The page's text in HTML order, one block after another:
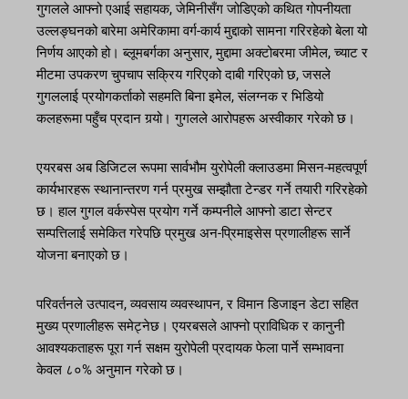
गुगलले आफ्नो एआई सहायक, जेमिनीसँग जोडिएको कथित गोपनीयता
उल्लङ्घनको बारेमा अमेरिकामा वर्ग-कार्य मुद्दाको सामना गरिरहेको बेला यो
निर्णय आएको हो। ब्लूमबर्गका अनुसार, मुद्दामा अक्टोबरमा जीमेल, च्याट र
मीटमा उपकरण चुपचाप सक्रिय गरिएको दाबी गरिएको छ, जसले
गुगललाई प्रयोगकर्ताको सहमति बिना इमेल, संलग्नक र भिडियो
कलहरूमा पहुँच प्रदान गर्‍यो। गुगलले आरोपहरू अस्वीकार गरेको छ।
एयरबस अब डिजिटल रूपमा सार्वभौम युरोपेली क्लाउडमा मिसन-महत्वपूर्ण
कार्यभारहरू स्थानान्तरण गर्न प्रमुख सम्झौता टेन्डर गर्ने तयारी गरिरहेको
छ। हाल गुगल वर्कस्पेस प्रयोग गर्ने कम्पनीले आफ्नो डाटा सेन्टर
सम्पत्तिलाई समेकित गरेपछि प्रमुख अन-प्रिमाइसेस प्रणालीहरू सार्ने
योजना बनाएको छ।
परिवर्तनले उत्पादन, व्यवसाय व्यवस्थापन, र विमान डिजाइन डेटा सहित
मुख्य प्रणालीहरू समेट्नेछ। एयरबसले आफ्नो प्राविधिक र कानुनी
आवश्यकताहरू पूरा गर्न सक्षम युरोपेली प्रदायक फेला पार्ने सम्भावना
केवल ८०% अनुमान गरेको छ।